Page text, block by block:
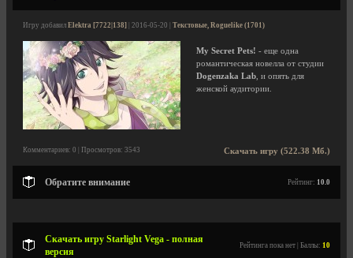
Игру добавил Elektra [7722|138] | 2016-05-20 | Текстовые, Roguelike (1701)
My Secret Pets! - еще одна
романтическая новелла от студии
Dogenzaka Lab , и опять для
женской аудитории.
Скачать игру (522.38 Мб.)
Комментариев: 0 | Просмотров: 3543
Обратите внимание Рейтинг: 10.0
Скачать игру Starlight Vega - полная
версия
Рейтинга пока нет | Баллы: 10